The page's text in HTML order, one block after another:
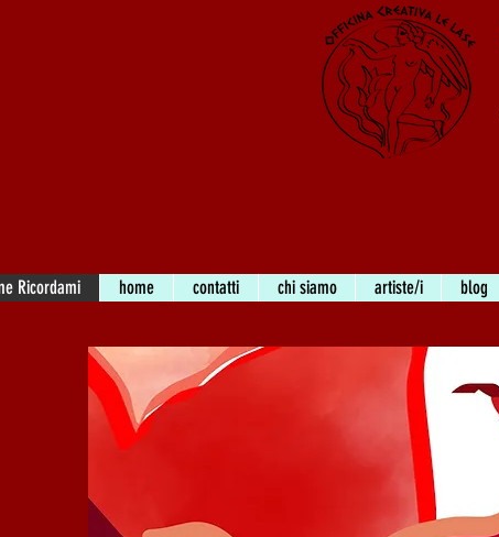
Ricordami home contatti chi siamo artiste/i blog